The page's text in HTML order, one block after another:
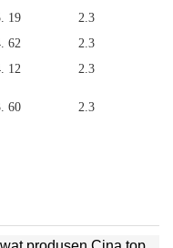
19 2.3
62 2.3
12 2.3
60 2.3